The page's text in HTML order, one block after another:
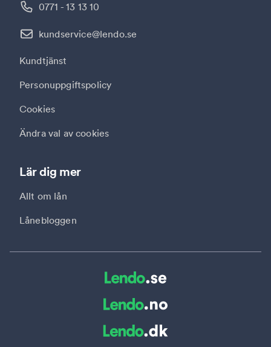
Lär dig mer
Allt om lån
Lånebloggen
0771 - 13 13 10
kundservice@lendo.se
Kundtjänst
Personuppgiftspolicy
Cookies
Ändra val av cookies